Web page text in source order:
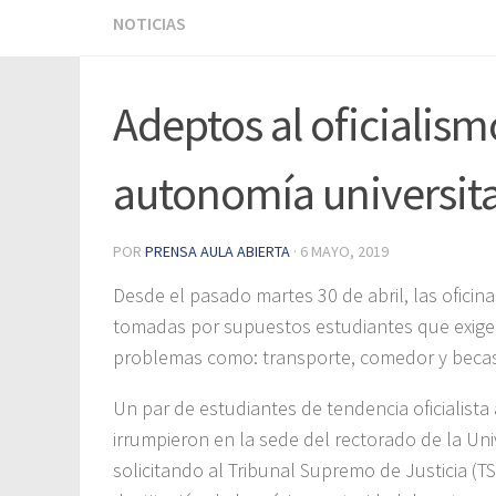
NOTICIAS
Adeptos al
autonomía
POR PRENSA AULA ABIERTA · 6 MAYO, 2019
Desde el pasado martes 30 de abril, las
tomadas por supuestos estudiantes que
problemas como: transporte, comedor y
Un par de estudiantes de tendencia
irrumpieron en la sede del rectorado de la
solicitando al Tribunal Supremo de Justicia